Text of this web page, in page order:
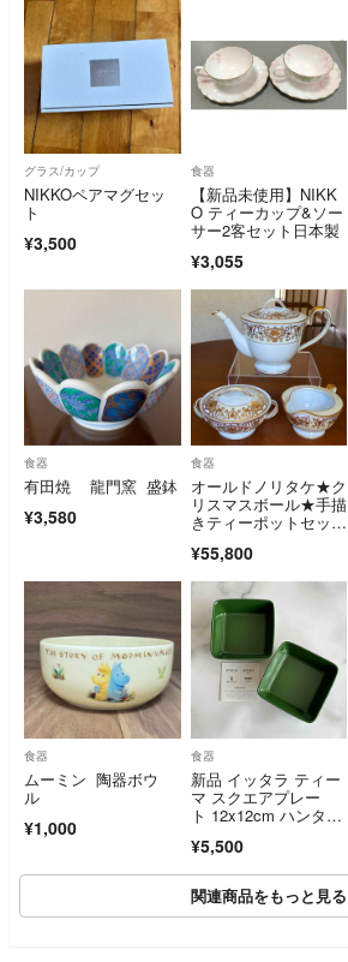
グラス/カップ
NIKKOペアマグセッ
ト
¥3,500
食器
【新品未使用】NIKK
O ティーカップ&ソー
サー2客セット日本製
¥3,055
食器
有田焼 龍門窯 盛鉢
¥3,580
食器
オールドノリタケ★ク
リスマスボール★手描
きティーポットセット
¥55,800
食器
ムーミン 陶器ボウ
ル
¥1,000
食器
新品 イッタラ ティー
マ スクエアプレー
ト 12x12cm ハンタ
¥5,500
関連商品をもっと見る